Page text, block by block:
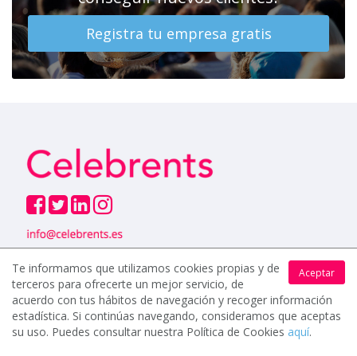
Registra tu empresa gratis
USUARIOS
Cómo funciona
Preguntas frecuentes
Aceptar
Te informamos que utilizamos cookies propias y de
terceros para ofrecerte un mejor servicio, de
acuerdo con tus hábitos de navegación y recoger información
estadística. Si continúas navegando, consideramos que aceptas
su uso. Puedes consultar nuestra Política de Cookies aquí.